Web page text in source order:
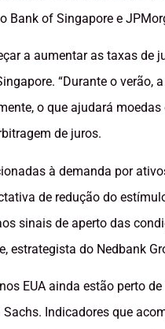
of Singapore e
a aumentar as taxas de
“Durante o verão,
o que ajudará
de juros.
à demanda por
de redução do
sinais de aperto das
estrategista do Nedbank
EUA ainda estão perto
Indicadores que